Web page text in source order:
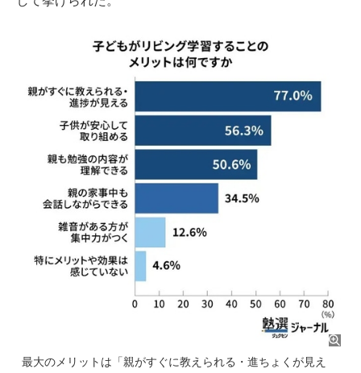
最大のメリットは「親がすぐに教えられる・進ちょくが見え